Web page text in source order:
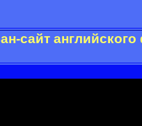
сайт английского